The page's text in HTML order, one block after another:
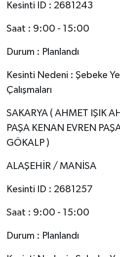
Kesinti ID : 2681243
Saat : 9:00 - 15:00
Durum : Planlandı
Kesinti Nedeni : Şebeke
Çalışmaları
SAKARYA ( AHMET IŞIK
PAŞA KENAN EVREN
GÖKALP )
ALAŞEHİR / MANİSA
Kesinti ID : 2681257
Saat : 9:00 - 15:00
Durum : Planlandı